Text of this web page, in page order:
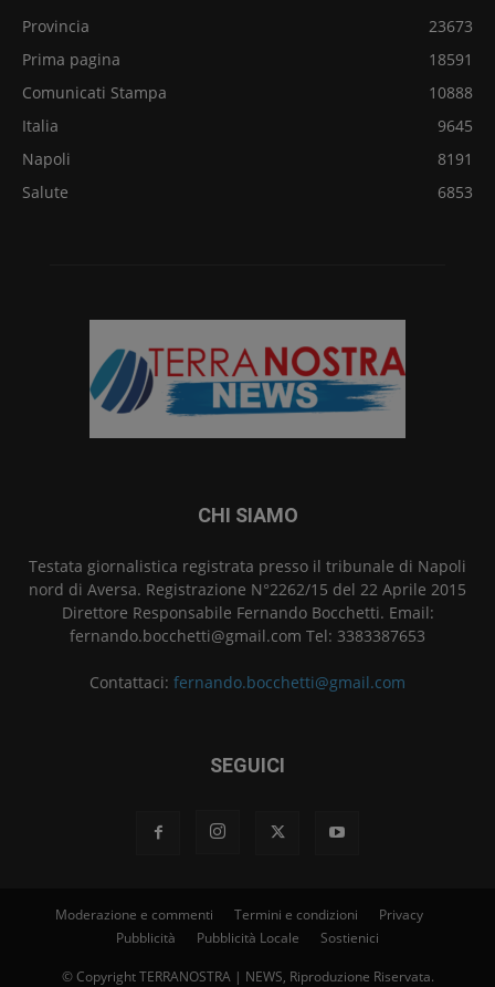
Provincia
23673
Prima pagina
18591
Comunicati Stampa
10888
Italia
9645
Napoli
8191
Salute
6853
CHI SIAMO
Testata giornalistica registrata presso il tribunale di Napoli
nord di Aversa. Registrazione N°2262/15 del 22 Aprile 2015
Direttore Responsabile Fernando Bocchetti. Email:
fernando.bocchetti@gmail.com Tel: 3383387653
Contattaci: fernando.bocchetti@gmail.com
SEGUICI
Moderazione e commenti Termini e condizioni
Privacy
Pubblicità
Pubblicità Locale Sostienici
© Copyright TERRANOSTRA | NEWS, Riproduzione Riservata.